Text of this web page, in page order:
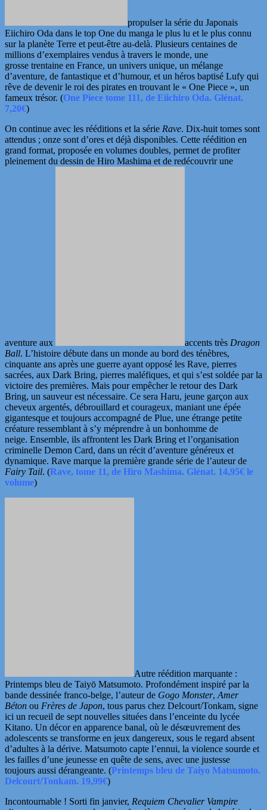
propulser la série du Japonais
Eiichiro Oda dans le top One du manga le plus lu et le plus connu
sur la planète Terre et peut-être au-delà. Plusieurs centaines de
millions d’exemplaires vendus à travers le monde, une
grosse trentaine en France, un univers unique, un mélange
d’aventure, de fantastique et d’humour, et un héros baptisé Lufy qui
rêve de devenir le roi des pirates en trouvant le « One Piece », un
fameux trésor. (One Piece tome 111, de Eiichiro Oda. Glénat.
7,20€)
On continue avec les rééditions et la série Rave. Dix-huit tomes sont
attendus ; onze sont d’ores et déjà disponibles. Cette réédition en
grand format, proposée en volumes doubles, permet de profiter
pleinement du dessin de Hiro Mashima et de redécouvrir une
aventure aux accents très Dragon
Ball. L’histoire débute dans un monde au bord des ténèbres,
cinquante ans après une guerre ayant opposé les Rave, pierres
sacrées, aux Dark Bring, pierres maléfiques, et qui s’est soldée par la
victoire des premières. Mais pour empêcher le retour des Dark
Bring, un sauveur est nécessaire. Ce sera Haru, jeune garçon aux
cheveux argentés, débrouillard et courageux, maniant une épée
gigantesque et toujours accompagné de Plue, une étrange petite
créature ressemblant à s’y méprendre à un bonhomme de
neige. Ensemble, ils affrontent les Dark Bring et l’organisation
criminelle Demon Card, dans un récit d’aventure généreux et
dynamique. Rave marque la première grande série de l’auteur de
Fairy Tail. (Rave, tome 11, de Hiro Mashima. Glénat. 14,95€ le
volume)
Autre réédition marquante :
Printemps bleu de Taiyō Matsumoto. Profondément inspiré par la
bande dessinée franco-belge, l’auteur de Gogo Monster, Amer
Béton ou Frères de Japon, tous parus chez Delcourt/Tonkam, signe
ici un recueil de sept nouvelles situées dans l’enceinte du lycée
Kitano. Un décor en apparence banal, où le désœuvrement des
adolescents se transforme en jeux dangereux, sous le regard absent
d’adultes à la dérive. Matsumoto capte l’ennui, la violence sourde et
les failles d’une jeunesse en quête de sens, avec une justesse
toujours aussi dérangeante. (Printemps bleu de Taiyo Matsumoto.
Delcourt/Tonkam. 19,99€)
Incontournable ! Sorti fin janvier, Requiem Chevalier Vampire